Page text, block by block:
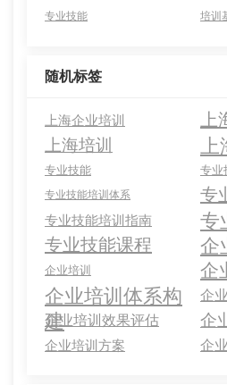
专业技能
培训
随机标签
上海企业培训 上
上海培训 上
专业技能 专业
专业技能培训体系 专
专业技能培训指南 专
专业技能课程 企
企业培训 企
企业培训体系构
建
企
企业培训效果评估
企
企业培训方案 企